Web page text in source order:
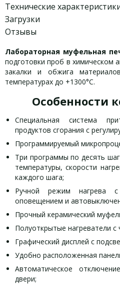
Технические
Загрузки
Отзывы
Лабораторная муфельная
подготовки проб в химическом
закалки и обжига
температурах до +1300°С.
Особенности
Специальная система
продуктов сгорания с
Программируемый
Три программы по десять
температуры, скорости
каждого шага;
Ручной режим нагрева
оповещением и
Прочный керамический
Полуоткрытые нагреватели
Графический дисплей с
Удобно расположенная
Автоматическое
двери;